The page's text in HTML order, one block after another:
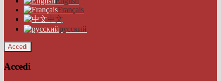
Français
中文
русский
Accedi
Accedi